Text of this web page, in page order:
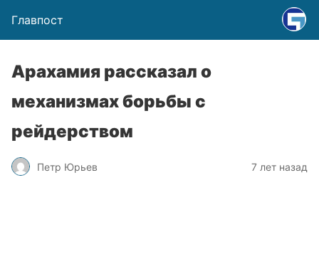
Главпост
Арахамия рассказал о
механизмах борьбы с
рейдерством
Петр Юрьев 7 лет назад